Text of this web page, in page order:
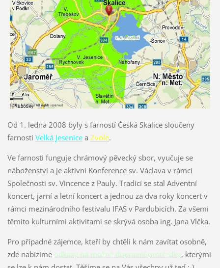
Od 1. ledna 2008 byly s farností Česká Skalice sloučeny
farnosti Velká Jesenicea Zvole.
Ve farnosti funguje chrámový pěvecký sbor, vyučuje se
náboženství a je aktivni Konference sv. Václava v rámci
Společnosti sv. Vincence z Pauly. Tradicí se stal Adventní
koncert, jarní a letní koncert a jednou za dva roky koncert v
rámci mezinárodního festivalu IFAS v Pardubicích. Za všemi
těmito kulturními aktivitami se skrývá osoba ing. Jana Vlčka.
Pro případné zájemce, kteří by chtěli k nám zavítat osobně,
zde nabízíme odkazy na možné dopravní protředky, kterými